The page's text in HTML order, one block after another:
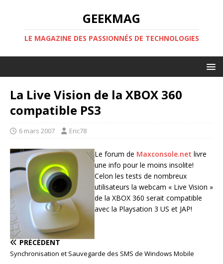
GEEKMAG
LE MAGAZINE DES PASSIONNÉS DE TECHNOLOGIES
La Live Vision de la XBOX 360
compatible PS3
6 mars 2007 Eric78
Le forum de Maxconsole.net livre
une info pour le moins insolite!
Celon les tests de nombreux
utilisateurs la webcam « Live Vision »
de la XBOX 360 serait compatible
avec la Playsation 3 US et JAP!
PRÉCÉDENT
Synchronisation et Sauvegarde des SMS de Windows Mobile